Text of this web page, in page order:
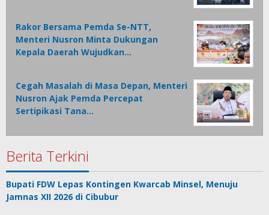
Rakor Bersama Pemda Se-NTT,
Menteri Nusron Minta Dukungan
Kepala Daerah Wujudkan…
Cegah Masalah di Masa Depan, Menteri
Nusron Ajak Pemda Percepat
Sertipikasi Tana…
Berita Terkini
Bupati FDW Lepas Kontingen Kwarcab Minsel, Menuju
Jamnas XII 2026 di Cibubur